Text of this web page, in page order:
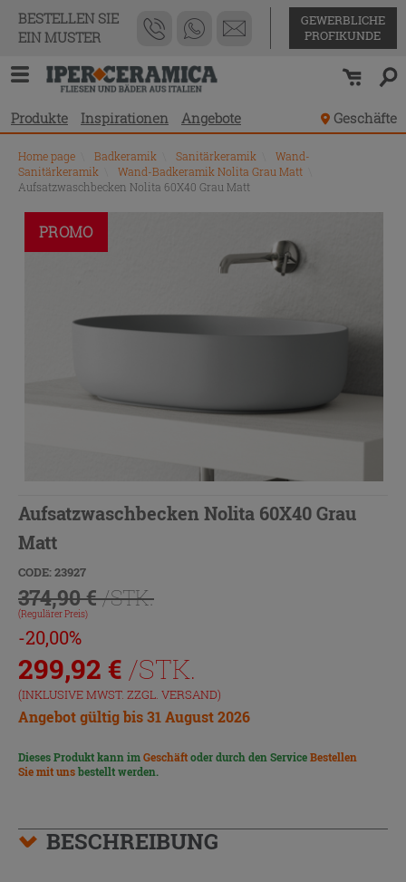
BESTELLEN SIE
EIN MUSTER
GEWERBLICHE
PROFIKUNDE
Produkte Inspirationen Angebote Geschäfte
Home page Badkeramik Sanitärkeramik
Wand-
Sanitärkeramik
Wand-Badkeramik Nolita Grau Matt
Aufsatzwaschbecken Nolita 60X40 Grau Matt
PROMO
Aufsatzwaschbecken Nolita 60X40 Grau
Matt
CODE: 23927
374,90 €/STK.
(Regulärer Preis)
-20,00%
299,92 € /STK.
(INKLUSIVE MWST. ZZGL. VERSAND)
Angebot gültig bis 31 August 2026
Dieses Produkt kann imGeschäftoder durch den ServiceBestellen
Sie mit unsbestellt werden.
BESCHREIBUNG